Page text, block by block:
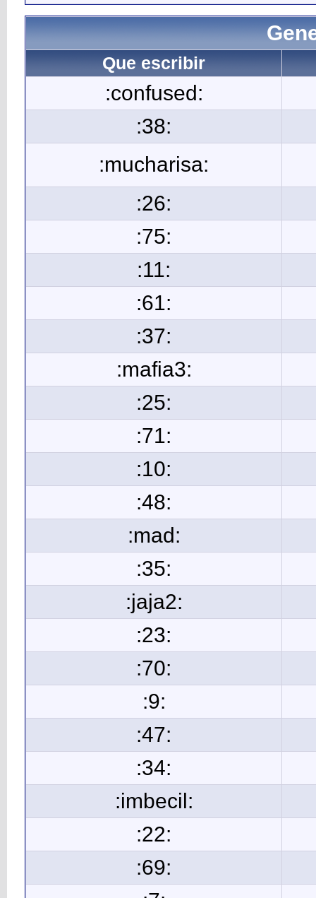
Que escribir
:confused:
:38:
:mucharisa:
:26:
:75:
:11:
:61:
:37:
:mafia3:
:25:
:71:
:10:
:48:
:mad:
:35:
:jaja2:
:23:
:70:
:9:
:47:
:34:
:imbecil:
:22:
:69: